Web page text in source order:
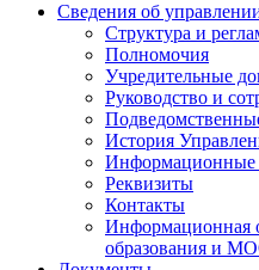
Сведения об
Структура и
Полномочия
Учредительные
Руководство и
История
Информационные
Реквизиты
Контакты
Информационная
образования и